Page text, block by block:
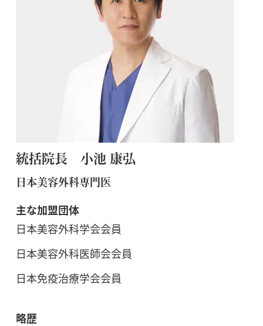
統括院長 小池 康弘
日本美容外科専門医
主な加盟団体
日本美容外科学会会員
日本美容外科医師会会員
日本免疫治療学会会員
略歴